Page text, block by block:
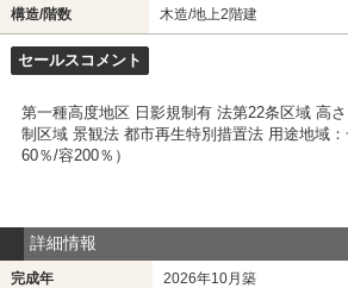
構造/階数 木造/地上2階建
セールスコメント
第一種高度地区 日影規制有 法第22条区域 高
制区域 景観法 都市再生特別措置法 用途地域
60％/容200％）
詳細情報
完成年 2026年10月築